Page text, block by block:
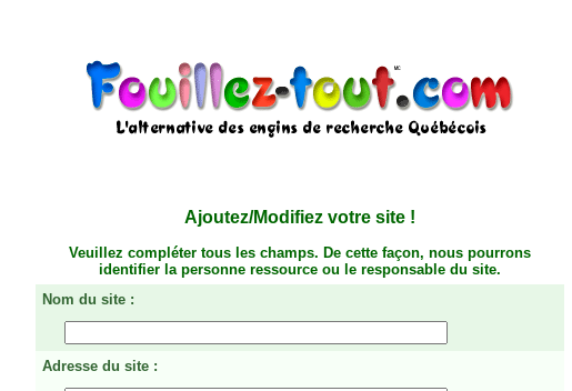
Ajoutez/Modifiez votre site !
Veuillez compléter tous les champs. De cette façon, nous pourrons
identifier la personne ressource ou le responsable du site.
Nom du site :
Adresse du site :